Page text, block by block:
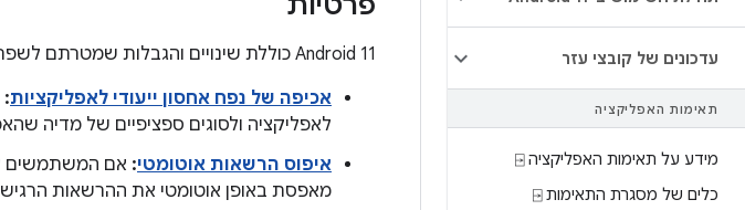
עדכונים של קובצי עזר
תאימות האפליקציה
מידע על תאימות האפליקציה ⍈
כלים של מסגרת התאימות ⍈
‫Android 11 כוללת שינויים והגבלות שמטרתם לשפר את הפרטיות של המשתמשים, כולל:
אכיפה של נפח אחסון ייעודי לאפליקציות:
לאפליקציה ולסוגים ספציפיים של מדיה
איפוס הרשאות אוטומטי: אם המשתמשים
מאפסת באופן אוטומטי את ההרשאות